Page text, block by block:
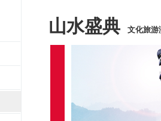
山水盛典 文化旅游